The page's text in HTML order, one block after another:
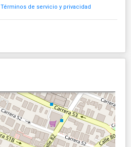
Términos de servicio y privacidad